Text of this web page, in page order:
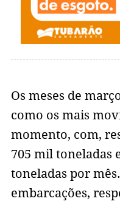
Os meses de
como os mais
momento, com,
705 mil toneladas
toneladas por
embarcações,